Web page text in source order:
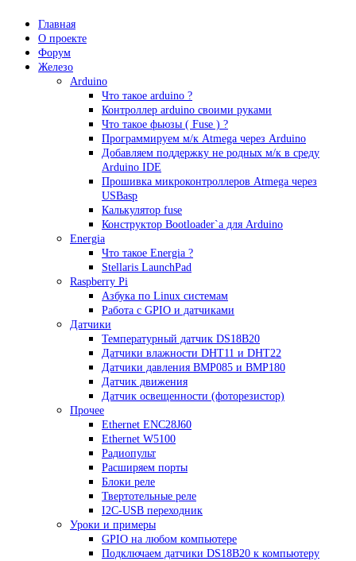
Главная
О проекте
Форум
Железо
Arduino
Что такое аrduino ?
Контроллер arduino своими руками
Что такое фьюзы ( Fuse ) ?
Программируем м/к Atmega через Arduino
Добавляем поддержку не родных м/к в среду
Arduino IDE
Прошивка микроконтроллеров Atmega через
USBasp
Калькулятор fuse
Конструктор Bootloader`а для Arduino
Energia
Что такое Energia ?
Stellaris LaunchPad
Raspberry Pi
Азбука по Linux системам
Работа с GPIO и датчиками
Датчики
Температурный датчик DS18B20
Датчики влажности DHT11 и DHT22
Датчики давления BMP085 и BMP180
Датчик движения
Датчик освещенности (фоторезистор)
Прочее
Ethernet ENC28J60
Ethernet W5100
Радиопульт
Расширяем порты
Блоки реле
Твертотельные реле
I2C-USB переходник
Уроки и примеры
GPIO на любом компьютере
Подключаем датчики DS18B20 к компьютеру